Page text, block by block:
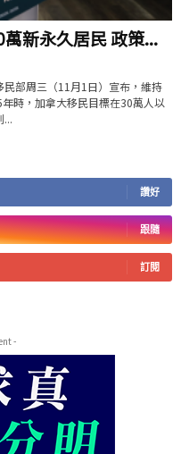
新永久居民 政策...
部周三（11月1日）宣布，維持
時，加拿大移民目標在30萬人以
...
讚好
跟隨
訂閱
-